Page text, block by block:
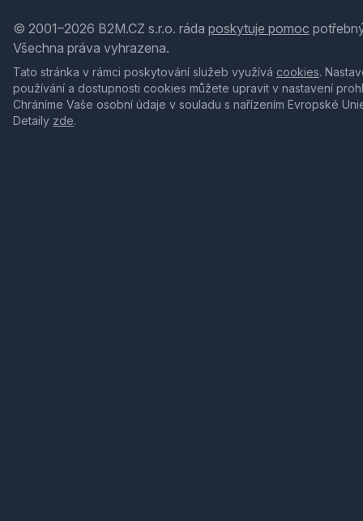
© 2001–2026 B2M.CZ s.r.o. ráda poskytuje pomoc
Všechna práva vyhrazena.
Tato stránka v rámci poskytování služeb využívá cookies.
používání a dostupnosti cookies můžete upravit v nastavení
Chráníme Vaše osobní údaje v souladu s nařízením Evropské
Detaily zde.